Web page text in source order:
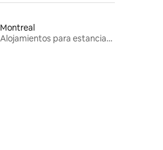
Montreal
Alojamientos para estancias largas